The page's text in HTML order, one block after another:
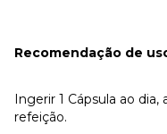
Recomendação de
Ingerir 1 Cápsula ao dia,
refeição.